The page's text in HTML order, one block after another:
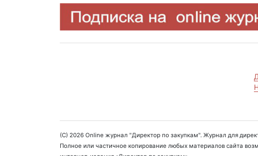
(C) 2026 Online журнал "Директор по закупкам". Журнал для
Полное или частичное копирование любых материалов сайта